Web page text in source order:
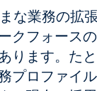
な業務の拡
クフォース
ります。た
プロファイ